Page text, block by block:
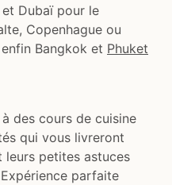
et Dubaï pour le
Copenhague ou
Bangkok et Phuket
des cours de cuisine
qui vous livreront
leurs petites astuces
parfaite